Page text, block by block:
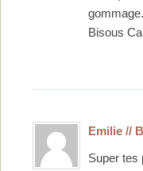
gommage.
Bisous
Emilie //
Super tes